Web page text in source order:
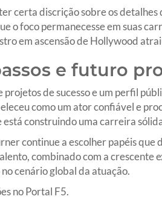
certa discrição sobre os
o foco permanecesse em suas
em ascensão de Hollywood
e futuro
projetos de sucesso e um perfil
como um ator confiável e
construindo uma carreira
continue a escolher papéis
combinado com a crescente
cenário global da atuação.
no Portal F5.